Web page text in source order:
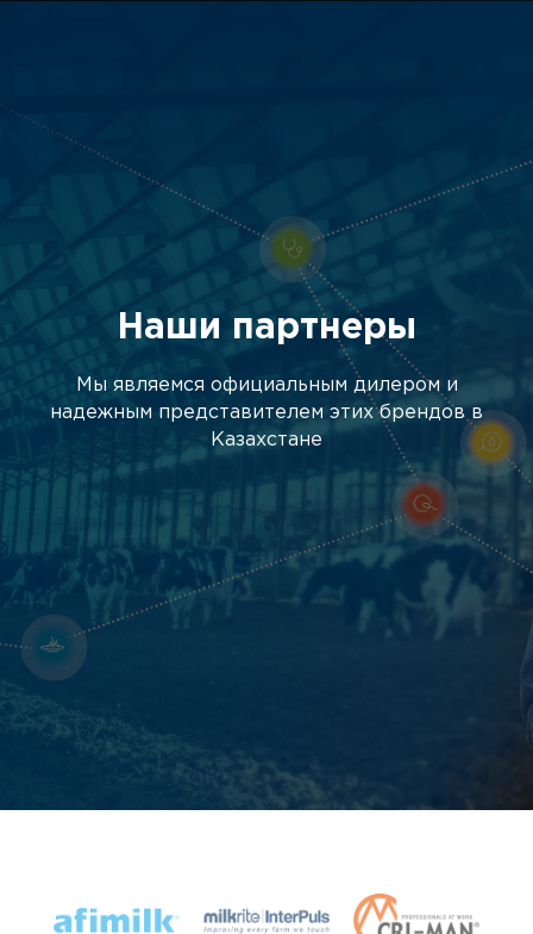
Наши партнеры
Мы являемся официальным дилером и
надежным представителем этих брендов в
Казахстане